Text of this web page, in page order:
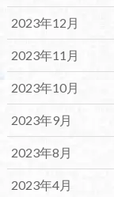
2023年12月
2023年11月
2023年10月
2023年9月
2023年8月
2023年4月